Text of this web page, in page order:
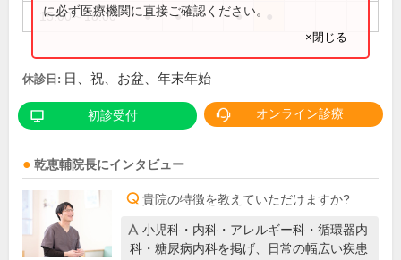
15:00～18:00 ● ● ●
に必ず医療機関に直接ご確認ください。
×閉じる
休診日: 日、祝、お盆、年末年始
初診受付 オンライン診療
乾恵輔院長にインタビュー
貴院の特徴を教えていただけますか?
小児科・内科・アレルギー科・循環器内
科・糖尿病内科を掲げ、日常の幅広い疾患